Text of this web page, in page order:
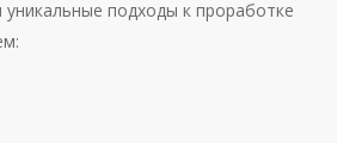
подходы к проработке